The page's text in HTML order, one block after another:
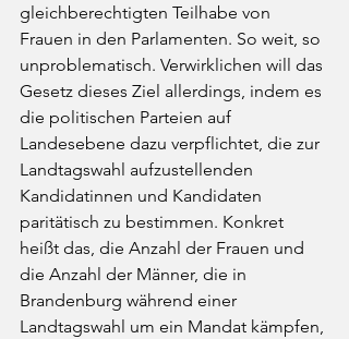
gleichberechtigten Teilhabe von
Frauen in den Parlamenten. So weit, so
unproblematisch. Verwirklichen will das
Gesetz dieses Ziel allerdings, indem es
die politischen Parteien auf
Landesebene dazu verpflichtet, die zur
Landtagswahl aufzustellenden
Kandidatinnen und Kandidaten
paritätisch zu bestimmen. Konkret
heißt das, die Anzahl der Frauen und
die Anzahl der Männer, die in
Brandenburg während einer
Landtagswahl um ein Mandat kämpfen,